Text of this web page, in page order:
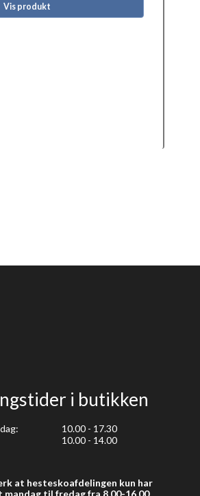
Vis produkt
i butikken
10.00 - 17.30
10.00 - 14.00
at hesteskoafdelingen kun har
mandag til fredag fra 8.00-16.00.